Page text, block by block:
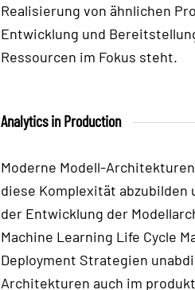
Realisierung von ähnlichen
Entwicklung und
Ressourcen im Fokus steht.
Analytics in Production
Moderne Modell-
diese Komplexität abzubilden
der Entwicklung der
Machine Learning Life Cycle
Deployment Strategien
Architekturen auch im